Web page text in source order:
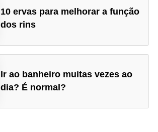
10 ervas para melhorar a função
dos rins
Ir ao banheiro muitas vezes ao
dia? É normal?